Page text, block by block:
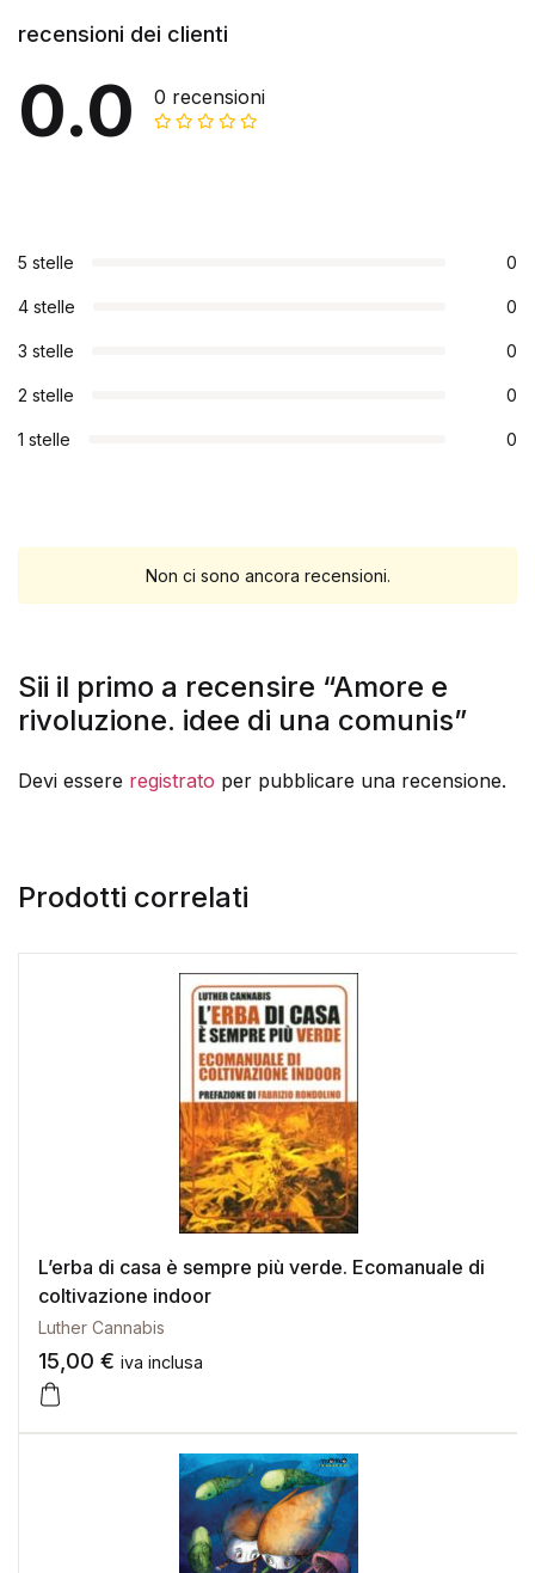
recensioni dei clienti
0.0 0 recensioni
5 stelle 0
4 stelle 0
3 stelle 0
2 stelle 0
1 stelle 0
Non ci sono ancora recensioni.
Sii il primo a recensire “Amore e
rivoluzione. idee di una comunis”
Devi essere registrato per pubblicare una recensione.
Prodotti correlati
L’erba di casa è sempre più verde. Ecomanuale di
coltivazione indoor
Luther Cannabis
15,00 € iva inclusa